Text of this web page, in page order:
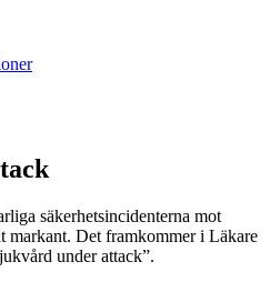
säkerhetsincidenterna mot
markant. Det framkommer i Läkare
under attack”.